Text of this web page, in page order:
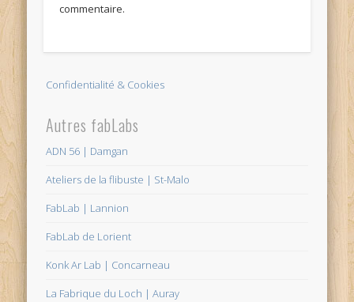
commentaire.
Confidentialité & Cookies
Autres fabLabs
ADN 56 | Damgan
Ateliers de la flibuste | St-Malo
FabLab | Lannion
FabLab de Lorient
Konk Ar Lab | Concarneau
La Fabrique du Loch | Auray